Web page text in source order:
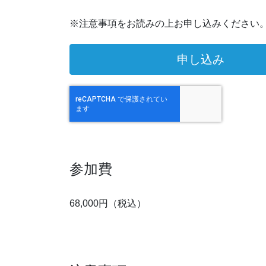
※注意事項をお読みの上お申し込みください
参加費
68,000円（税込）